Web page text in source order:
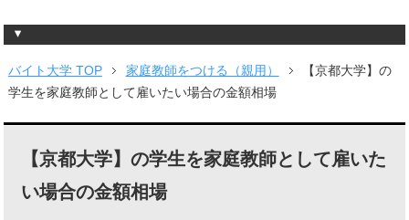
バイト大学 TOP 家庭教師をつける（親用）
【京都大学】の
学生を家庭教師として雇いたい場合の金額相場
【京都大学】の学生を家庭教師として雇いた
い場合の金額相場